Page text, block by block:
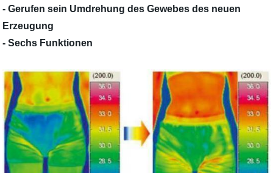
- Gerufen sein Umdrehung des Gewebes des neuen
Erzeugung
- Sechs Funktionen